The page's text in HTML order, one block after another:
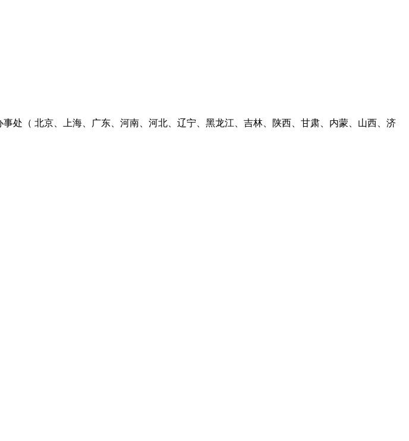
处（ 北京、上海、广东、河南、河北、辽宁、黑龙江、吉林、陕西、甘肃、内蒙、山西、济